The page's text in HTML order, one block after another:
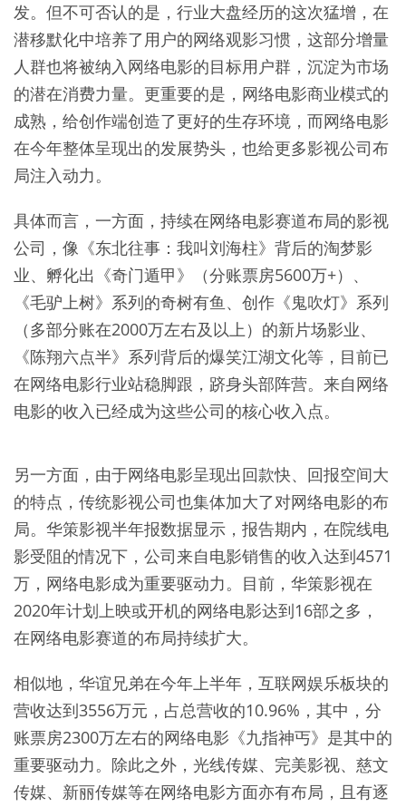
发。但不可否认的是，行业大盘经历的这次猛增，在
潜移默化中培养了用户的网络观影习惯，这部分增量
人群也将被纳入网络电影的目标用户群，沉淀为市场
的潜在消费力量。更重要的是，网络电影商业模式的
成熟，给创作端创造了更好的生存环境，而网络电影
在今年整体呈现出的发展势头，也给更多影视公司布
局注入动力。
具体而言，一方面，持续在网络电影赛道布局的影视
公司，像《东北往事：我叫刘海柱》背后的淘梦影
业、孵化出《奇门遁甲》（分账票房5600万+）、
《毛驴上树》系列的奇树有鱼、创作《鬼吹灯》系列
（多部分账在2000万左右及以上）的新片场影业、
《陈翔六点半》系列背后的爆笑江湖文化等，目前已
在网络电影行业站稳脚跟，跻身头部阵营。来自网络
电影的收入已经成为这些公司的核心收入点。
另一方面，由于网络电影呈现出回款快、回报空间大
的特点，传统影视公司也集体加大了对网络电影的布
局。华策影视半年报数据显示，报告期内，在院线电
影受阻的情况下，公司来自电影销售的收入达到4571
万，网络电影成为重要驱动力。目前，华策影视在
2020年计划上映或开机的网络电影达到16部之多，
在网络电影赛道的布局持续扩大。
相似地，华谊兄弟在今年上半年，互联网娱乐板块的
营收达到3556万元，占总营收的10.96%，其中，分
账票房2300万左右的网络电影《九指神丐》是其中的
重要驱动力。除此之外，光线传媒、完美影视、慈文
传媒、新丽传媒等在网络电影方面亦有布局，且有逐